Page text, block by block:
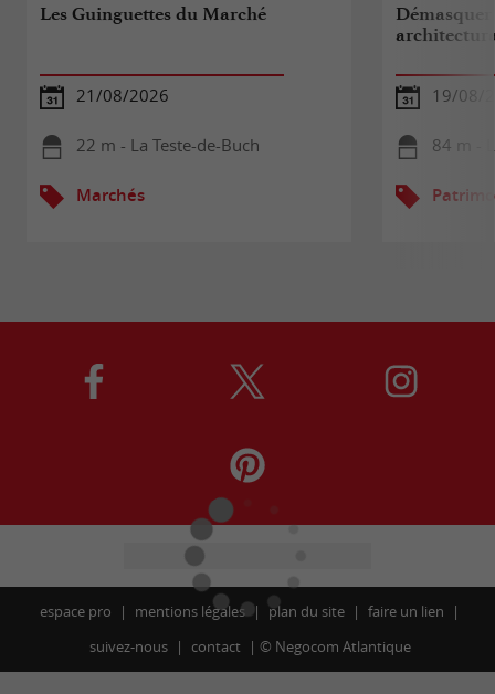
Les Guinguettes du Marché
21/08/2026
22 m - La Teste-de-Buch
Marchés
19/08/
84 m -
espace pro mentions légales plan du site
faire un lien
suivez-nous
contact © Negocom Atlantique